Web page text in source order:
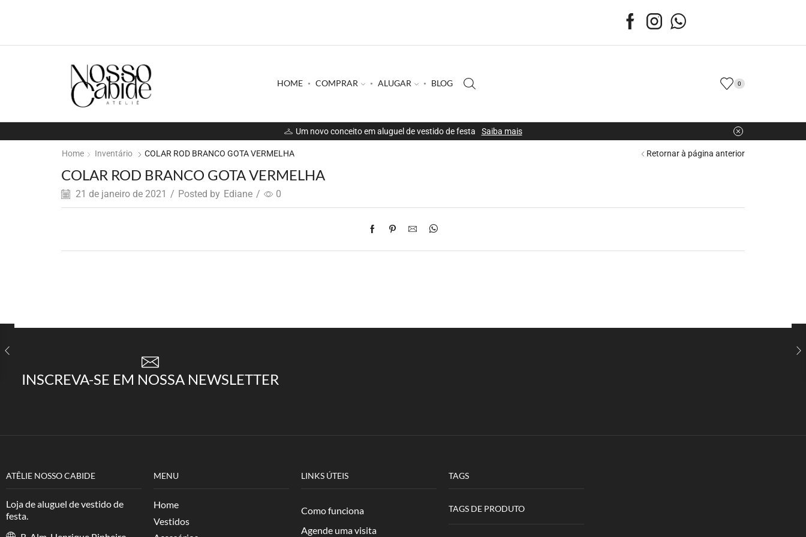
HOME COMPRAR ALUGAR BLOG 0
Um novo conceito em aluguel de vestido de festa Saiba mais
Retornar à página anterior
Home Inventário COLAR ROD BRANCO GOTA VERMELHA
COLAR ROD BRANCO GOTA VERMELHA
21 de janeiro de 2021 / Posted by Ediane / 0
INSCREVA-SE EM NOSSA NEWSLETTER
ATÊLIE NOSSO CABIDE
Loja de aluguel de vestido de
festa.
MENU
Home
Vestidos
LINKS ÚTEIS
Como funciona
Agende uma visita
TAGS
TAGS DE PRODUTO